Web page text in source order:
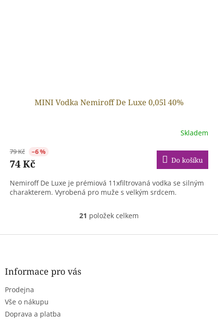
MINI Vodka Nemiroff De Luxe 0,05l 40%
Skladem
79 Kč –6 %
74 Kč Do košíku
Nemiroff De Luxe je prémiová 11xfiltrovaná vodka se silným
charakterem. Vyrobená pro muže s velkým srdcem.
O
l
21 položek celkem
Z
Informace pro vás
Prodejna
Vše o nákupu
Doprava a platba